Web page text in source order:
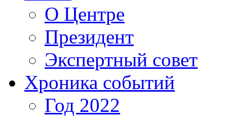
О Центре
Президент
Экспертный совет
Хроника событий
Год 2022